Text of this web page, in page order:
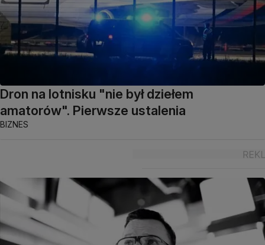
Dron na lotnisku "nie był dziełem
amatorów". Pierwsze ustalenia
BIZNES